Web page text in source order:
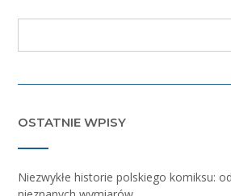
OSTATNIE WPISY
Niezwykłe historie polskiego komiksu: